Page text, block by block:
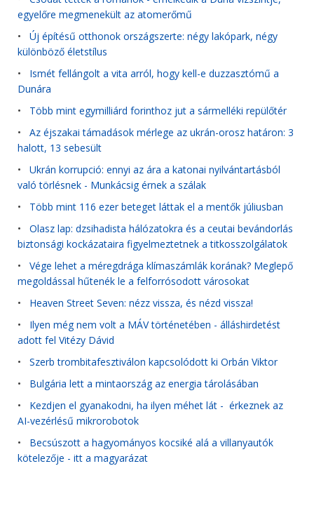
egyelőre megmenekült az atomerőmű
• Új építésű otthonok országszerte: négy lakópark, négy
különböző életstílus
• Ismét fellángolt a vita arról, hogy kell-e duzzasztómű a
Dunára
• Több mint egymilliárd forinthoz jut a sármelléki repülőtér
• Az éjszakai támadások mérlege az ukrán-orosz határon: 3
halott, 13 sebesült
• Ukrán korrupció: ennyi az ára a katonai nyilvántartásból
való törlésnek - Munkácsig érnek a szálak
• Több mint 116 ezer beteget láttak el a mentők júliusban
• Olasz lap: dzsihadista hálózatokra és a ceutai bevándorlás
biztonsági kockázataira figyelmeztetnek a titkosszolgálatok
• Vége lehet a méregdrága klímaszámlák korának? Meglepő
megoldással hűtenék le a felforrósodott városokat
• Heaven Street Seven: nézz vissza, és nézd vissza!
• Ilyen még nem volt a MÁV történetében - álláshirdetést
adott fel Vitézy Dávid
• Szerb trombitafesztiválon kapcsolódott ki Orbán Viktor
• Bulgária lett a mintaország az energia tárolásában
• Kezdjen el gyanakodni, ha ilyen méhet lát - érkeznek az
AI-vezérlésű mikrorobotok
• Becsúszott a hagyományos kocsiké alá a villanyautók
kötelezője - itt a magyarázat